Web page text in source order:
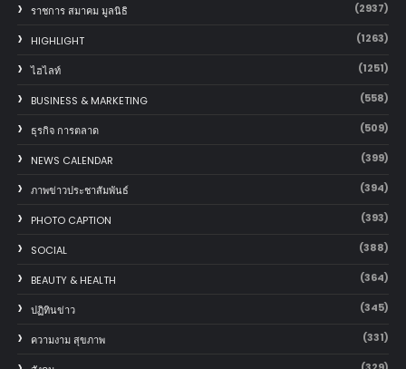
ราชการ สมาคม มูลนิธิ (2937)
HIGHLIGHT (1263)
ไฮไลท์ (1251)
BUSINESS & MARKETING (558)
ธุรกิจ การตลาด (509)
NEWS CALENDAR (399)
ภาพข่าวประชาสัมพันธ์ (394)
PHOTO CAPTION (393)
SOCIAL (388)
BEAUTY & HEALTH (364)
ปฏิทินข่าว (345)
ความงาม สุขภาพ (331)